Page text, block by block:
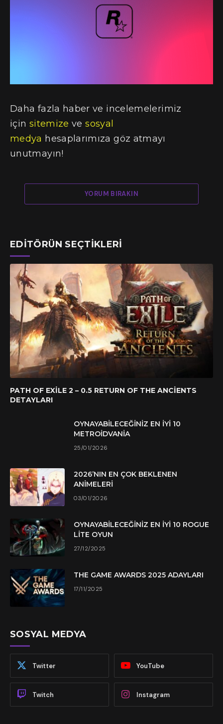
Daha fazla haber ve incelemelerimiz
için sitemize vesosyal
medya hesaplarımıza göz atmayı
unutmayın!
YORUM BIRAKIN
EDITÖRÜN SEÇTIKLERI
PATH OF EXILE 2 – 0.5 RETURN OF THE ANCIENTS
DETAYLARI
OYNAYABILECEĞINIZ EN İYI 10
METROIDVANIA
25/01/2026
2026’NIN EN ÇOK BEKLENEN
ANIMELERI
03/01/2026
OYNAYABILECEĞINIZ EN İYI 10 ROGUE
LITE OYUN
27/12/2025
THE GAME AWARDS 2025 ADAYLARI
17/11/2025
SOSYAL MEDYA
Twitter YouTube
Twitch Instagram